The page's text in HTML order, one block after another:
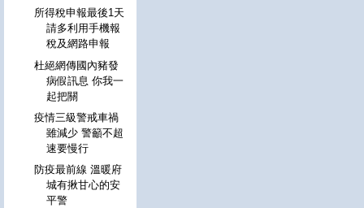
所得稅申報最後1天
請多利用手機報
稅及網路申報
杜絕網傳國內豬發
病假訊息 你我一
起把關
疫情三級警戒車禍
雖減少 警籲不超
速要慢行
防疫最前線 溫暖府
城有揪甘心的安
平警